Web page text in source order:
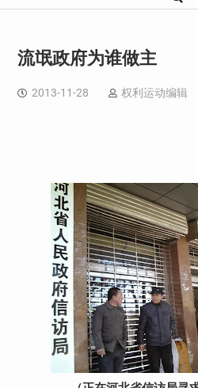
流氓政府为谁做主
2013-11-28 权利运动编辑